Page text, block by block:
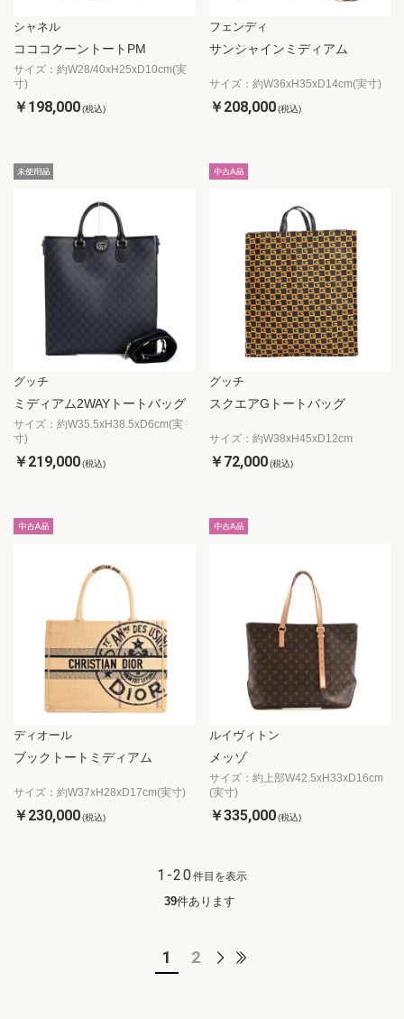
シャネル
コココクーントートPM
サイズ：約W28/40xH25xD10cm(実
寸)
￥198,000(税込)
フェンディ
サンシャインミディアム
サイズ：約W36xH35xD14cm(実寸)
￥208,000 (税込)
グッチ
ミディアム2WAYトートバッグ
サイズ：約W35.5xH38.5xD6cm(実
寸)
￥219,000(税込)
グッチ
スクエアGトートバッグ
サイズ：約W38xH45xD12cm
￥72,000 (税込)
ディオール
ブックトートミディアム
サイズ：約W37xH28xD17cm(実寸)
￥230,000(税込)
ルイヴィトン
メッゾ
サイズ：約上部W42.5xH33xD16cm
(実寸)
￥335,000 (税込)
1-20件目を表示
39件あります
1 2